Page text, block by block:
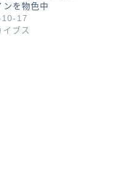
ンを物色中
17
イブス